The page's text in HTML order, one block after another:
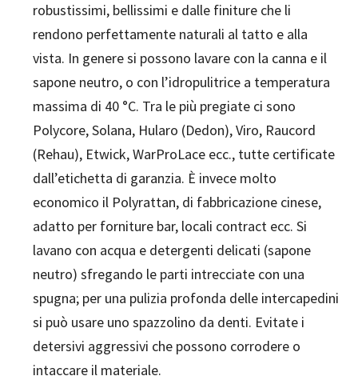
robustissimi, bellissimi e dalle finiture che li
rendono perfettamente naturali al tatto e alla
vista. In genere si possono lavare con la canna e il
sapone neutro, o con l’idropulitrice a temperatura
massima di 40 °C. Tra le più pregiate ci sono
Polycore, Solana, Hularo (Dedon), Viro, Raucord
(Rehau), Etwick, WarProLace ecc., tutte certificate
dall’etichetta di garanzia. È invece molto
economico il Polyrattan, di fabbricazione cinese,
adatto per forniture bar, locali contract ecc. Si
lavano con acqua e detergenti delicati (sapone
neutro) sfregando le parti intrecciate con una
spugna; per una pulizia profonda delle intercapedini
si può usare uno spazzolino da denti. Evitate i
detersivi aggressivi che possono corrodere o
intaccare il materiale.